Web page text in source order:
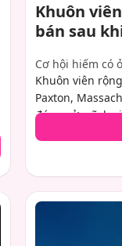
Khuôn
bán sau
Cơ hội hiếm có
Khuôn viên
Paxton,
đóng cửa vĩnh
có giá chào bán